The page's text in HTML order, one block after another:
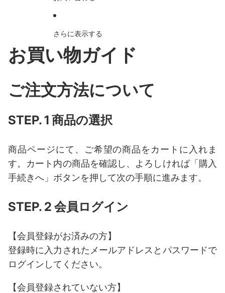
さらに表示する
お買い物ガイド
ご注文方法について
STEP. 1 商品の選択
商品ページにて、ご希望の商品をカートに入れま
す。カート内の商品を確認し、よろしければ「購入
手続きへ」ボタンを押して次の手順に進みます。
STEP. 2 会員ログイン
【会員登録がお済みの方】
登録時に入力されたメールアドレスとパスワードで
ログインしてください。
【会員登録されていない方】